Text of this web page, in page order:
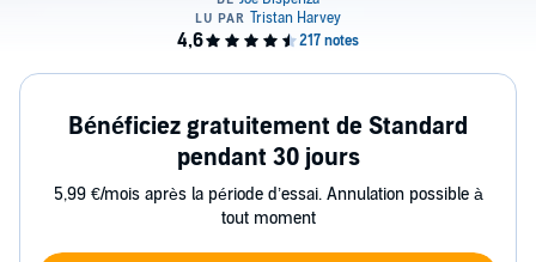
Bénéficiez gratuitement de Standard
pendant 30 jours
5,99 €/mois après la période d’essai. Annulation possible à
tout moment